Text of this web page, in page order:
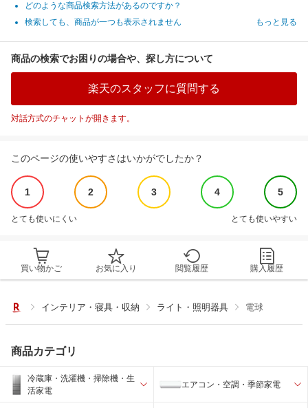
どのような商品検索方法があるのですか？
検索しても、商品が一つも表示されません
もっと見る
商品の検索でお困りの場合や、探し方について
楽天のスタッフに質問する
対話方式のチャットが開きます。
このページの使いやすさはいかがでしたか？
1 2 3 4 5
とても使いにくい とても使いやすい
買い物かご お気に入り 閲覧履歴 購入履歴
インテリア・寝具・収納 ライト・照明器具 電球
商品カテゴリ
冷蔵庫・洗濯機・掃除機・生
活家電
エアコン・空調・季節家電